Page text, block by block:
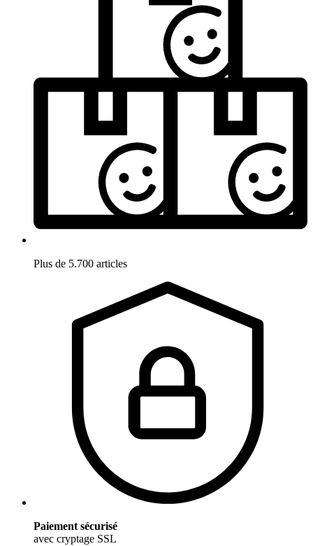
Plus de 5.700 articles
Paiement sécurisé
avec cryptage SSL